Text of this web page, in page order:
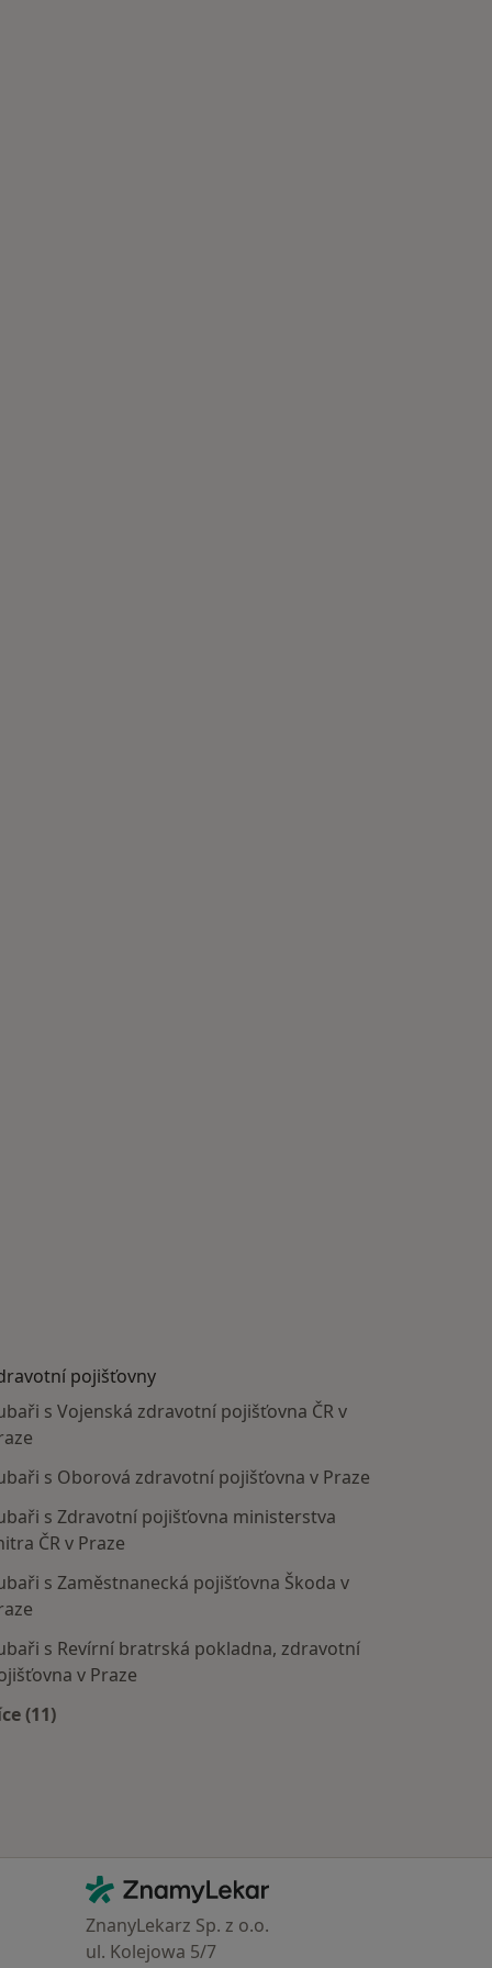
pojišťovny
s Vojenská zdravotní pojišťovna ČR v
s Oborová zdravotní pojišťovna v Praze
s Zdravotní pojišťovna ministerstva
ČR v Praze
s Zaměstnanecká pojišťovna Škoda v
s Revírní bratrská pokladna, zdravotní
v Praze
(11)
Kontakt
ZnamyLekar - Hlavní stránka
ZnanyLekarz Sp. z o.o.
ul. Kolejowa 5/7